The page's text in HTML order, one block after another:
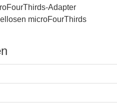
Adapter
microFourThirds